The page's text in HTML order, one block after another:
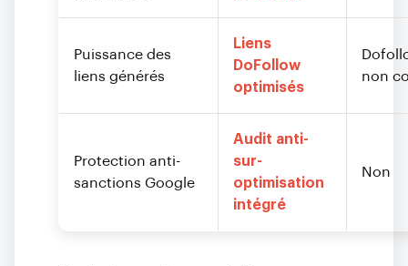
Puissance des
liens générés
Liens
DoFollow
optimisés
non
Protection anti-
sanctions Google
Audit anti-
sur-
optimisation
intégré
Non